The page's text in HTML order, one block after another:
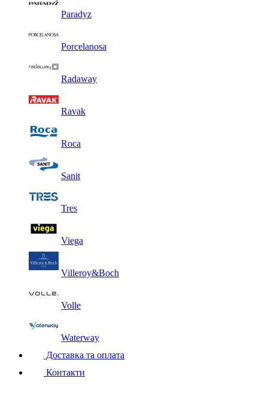
Paradyz
Porcelanosa
Radaway
Ravak
Roca
Sanit
Tres
Viega
Villeroy&Boch
Volle
Waterway
Доставка та оплата
Контакти